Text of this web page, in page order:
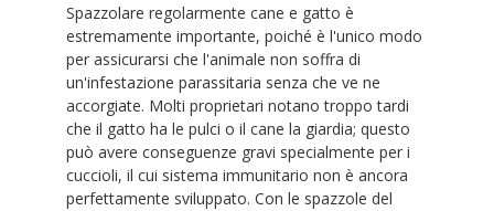
Spazzolare regolarmente cane e gatto è
estremamente importante, poiché è l'unico modo
per assicurarsi che l'animale non soffra di
un'infestazione parassitaria senza che ve ne
accorgiate. Molti proprietari notano troppo tardi
che il gatto ha le pulci o il cane la giardia; questo
può avere conseguenze gravi specialmente per i
cuccioli, il cui sistema immunitario non è ancora
perfettamente sviluppato. Con le spazzole del